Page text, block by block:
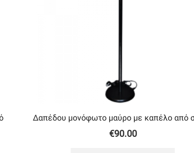
Δαπέδου μονόφωτο μαύρο με καπέλο από
€90.00